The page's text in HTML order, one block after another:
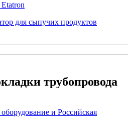
для сыпучих продуктов
трубопровода
и Российская